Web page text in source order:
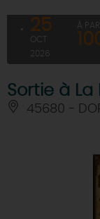
25
OCT
2026
À
Sortie à
45680 -